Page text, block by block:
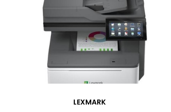
LEXMARK
İstek listesine ekle Karşılaştırmaya ekle
551010
Etiketler:4053768159271,828295,Ricoh Mp 1100
Ricoh MP 9000 Toner